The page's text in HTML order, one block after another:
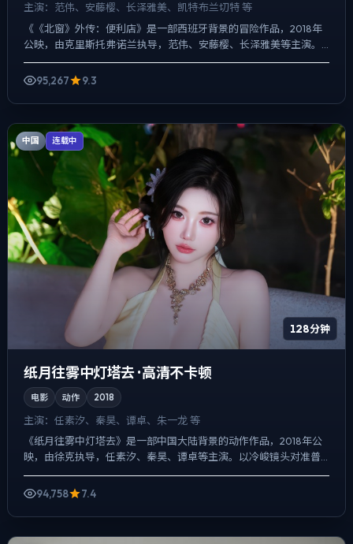
主演： 范伟、安藤樱、长泽雅美、凯特·布兰切特 等
《《北窗》外传：便利店》是一部西班牙背景的冒险作品，2018年
公映，由克里斯托弗·诺兰执导，范伟、安藤樱、长泽雅美等主演。
把城市当作角色来写，夜景与雨声贯穿全片，爱情线并不喧宾...
95,267
9.3
中国 连载中
128分钟
纸月往雾中灯塔去 · 高清不卡顿
电影 动作 2018
主演： 任素汐、秦昊、谭卓、朱一龙 等
《纸月往雾中灯塔去》是一部中国大陆背景的动作作品，2018年公
映，由徐克执导，任素汐、秦昊、谭卓等主演。以冷峻镜头对准普
94,758
7.4